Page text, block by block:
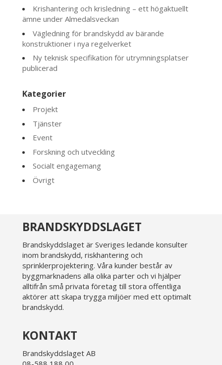
Krishantering och krisledning – ett högaktuellt
ämne under Almedalsveckan
Vägledning för brandskydd av bärande
konstruktioner i nya regelverket
Ny teknisk specifikation för utrymningsplatser
publicerad
Kategorier
Projekt
Tjänster
Event
Forskning och utveckling
Socialt engagemang
Övrigt
BRANDSKYDDSLAGET
Brandskyddslaget är Sveriges ledande konsulter
inom brandskydd, riskhantering och
sprinklerprojektering. Våra kunder består av
byggmarknadens alla olika parter och vi hjälper
alltifrån små privata företag till stora offentliga
aktörer att skapa trygga miljöer med ett optimalt
brandskydd.
KONTAKT
Brandskyddslaget AB